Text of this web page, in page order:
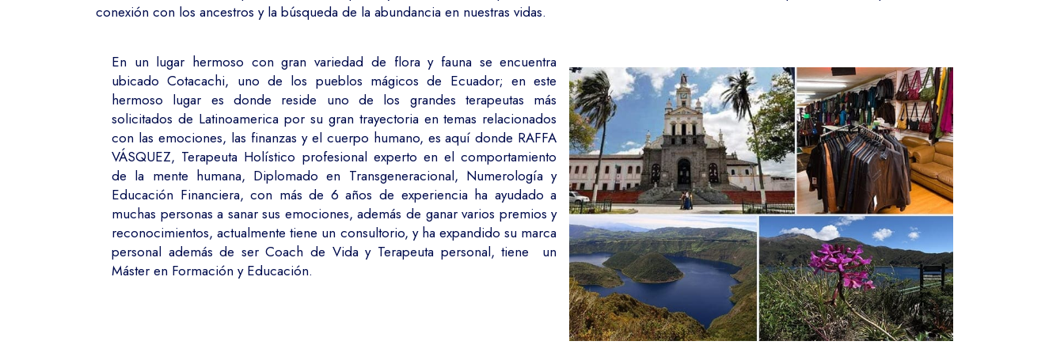
conexión con los ancestros y la búsqueda de la abundancia en nuestras vidas.
En un lugar hermoso con gran variedad de flora y fauna se encuentra
ubicado Cotacachi, uno de los pueblos mágicos de Ecuador; en este
hermoso lugar es donde reside uno de los grandes terapeutas más
solicitados de Latinoamerica por su gran trayectoria en temas relacionados
con las emociones, las finanzas y el cuerpo humano, es aquí donde RAFFA
VÁSQUEZ, Terapeuta Holístico profesional experto en el comportamiento
de la mente humana, Diplomado en Transgeneracional, Numerología y
Educación Financiera, con más de 6 años de experiencia ha ayudado a
muchas personas a sanar sus emociones, además de ganar varios premios y
reconocimientos, actualmente tiene un consultorio, y ha expandido su marca
personal además de ser Coach de Vida y Terapeuta personal, tiene un
Máster en Formación y Educación.